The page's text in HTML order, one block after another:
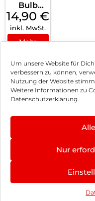
Um unsere Website für
verbessern zu können,
Nutzung der Website
Weitere Informationen zu
Datenschutzerklärung.
Nur
Bulb
Weiß
14,90 €
inkl. MwSt.
Mehr
Impressum
Hinweis zur
Newsletter
,